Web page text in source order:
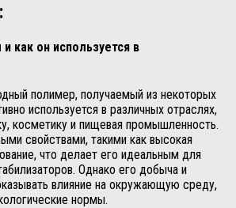
как он используется в
полимер, получаемый из некоторых
используется в различных отраслях,
косметику и пищевая промышленность.
свойствами, такими как высокая
что делает его идеальным для
Однако его добыча и
влияние на окружающую среду,
нормы.